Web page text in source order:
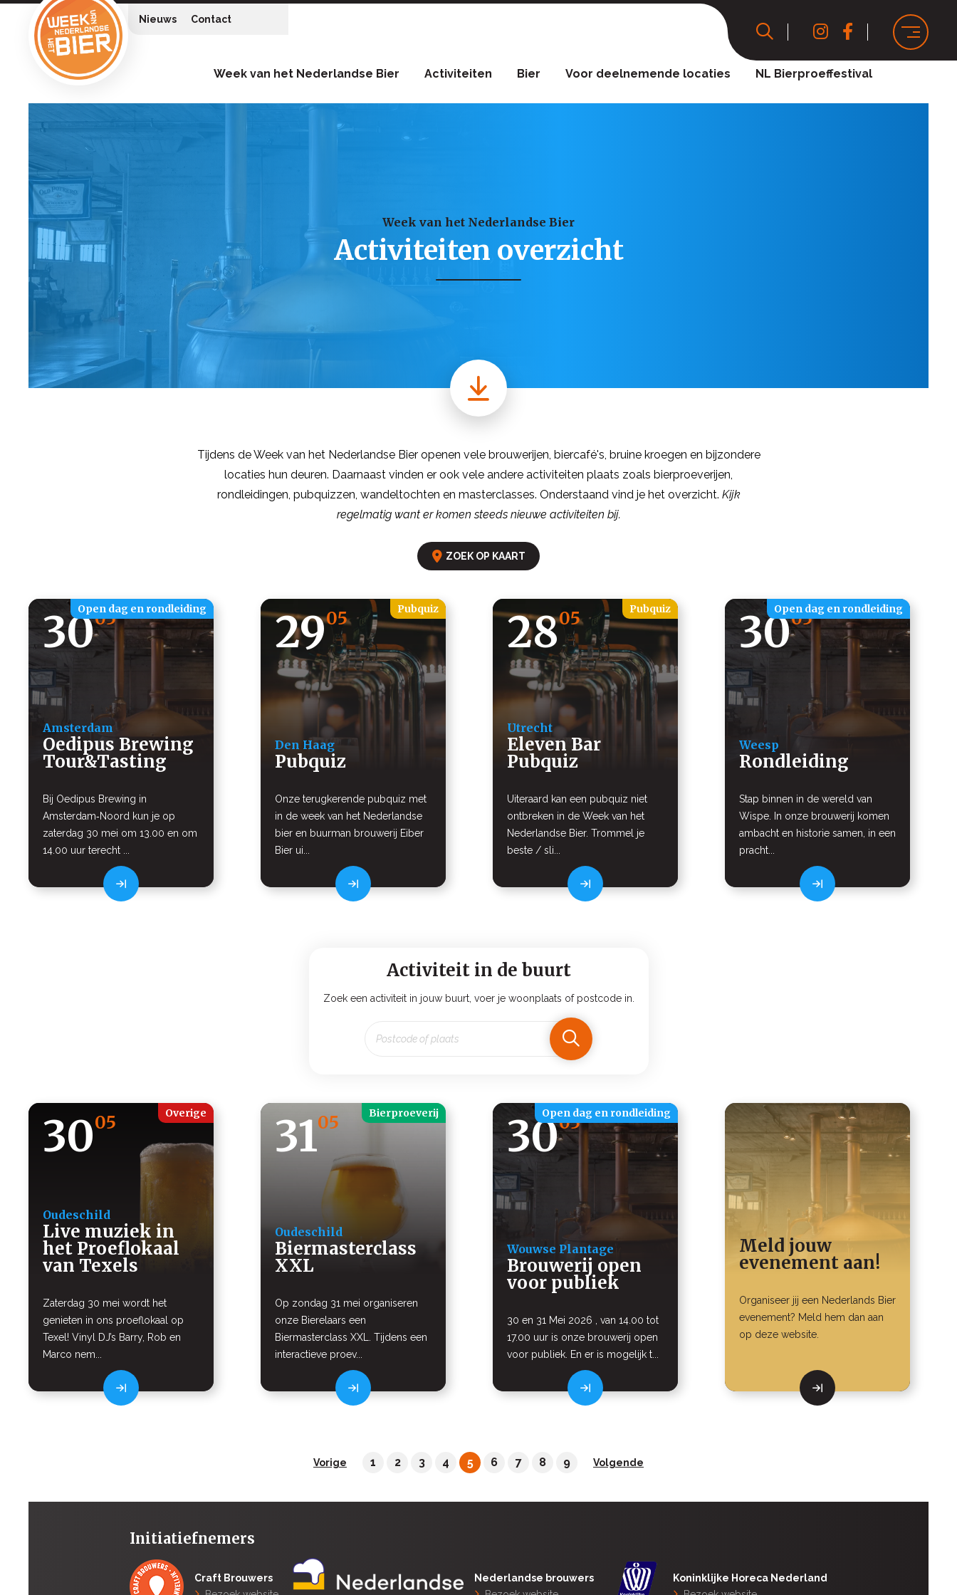
Week van het Nederlandse Bier Activiteiten Bier Voor deelnemende locaties NL Bierproeffestival
Nieuws Contact
Week van het Nederlandse Bier
Activiteiten overzicht
Tijdens de Week van het Nederlandse Bier openen vele brouwerijen, biercafé's, bruine kroegen en bijzondere
locaties hun deuren. Daarnaast vinden er ook vele andere activiteiten plaats zoals bierproeverijen,
rondleidingen, pubquizzen, wandeltochten en masterclasses. Onderstaand vind je het overzicht. Kijk
regelmatig want er komen steeds nieuwe activiteiten bij.
ZOEK OP KAART
3005
Open dag en rondleiding
Amsterdam
Oedipus Brewing
Tour&Tasting
Bij Oedipus Brewing in
Amsterdam‑Noord kun je op
zaterdag 30 mei om 13.00 en om
14.00 uur terecht ...
2905 Pubquiz
Den Haag
Pubquiz
Onze terugkerende pubquiz met
in de week van het Nederlandse
bier en buurman brouwerij Eiber
Bier ui...
2805 Pubquiz
Utrecht
Eleven Bar
Pubquiz
Uiteraard kan een pubquiz niet
ontbreken in de Week van het
Nederlandse Bier. Trommel je
beste / sli...
3005
Open dag en rondleiding
Weesp
Rondleiding
Stap binnen in de wereld van
Wispe. In onze brouwerij komen
ambacht en historie samen, in een
pracht...
3005 Overige
Oudeschild
Live muziek in
het Proeflokaal
van Texels
Zaterdag 30 mei wordt het
genieten in ons proeflokaal op
Texel! Vinyl DJ’s Barry, Rob en
Marco nem...
3105 Bierproeverij
Oudeschild
Biermasterclass
XXL
Op zondag 31 mei organiseren
onze Bierelaars een
Biermasterclass XXL. Tijdens een
interactieve proev...
3005
Open dag en rondleiding
Wouwse Plantage
Brouwerij open
voor publiek
30 en 31 Mei 2026 , van 14.00 tot
17.00 uur is onze brouwerij open
voor publiek. En er is mogelijk t...
Activiteit in de buurt
Zoek een activiteit in jouw buurt, voer je woonplaats of postcode in.
Meld jouw
evenement aan!
Organiseer jij een Nederlands Bier
evenement? Meld hem dan aan
op deze website.
Vorige 1 2 3 4 5 6 7 8 9 Volgende
Initiatiefnemers
Craft Brouwers
Nederlandse brouwers
Koninklijke Horeca Nederland